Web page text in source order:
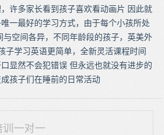
许多家长看到孩子喜欢看动画片 因此就
一最好的学习方式，由于每个小孩所处
与空间各异，不同年龄段的孩子，英美外
子学习英语更简单，全新灵活课程时间
显然不会犯错误 但永远也就没有进步的
孩子们在睡前的日常活动
一对一